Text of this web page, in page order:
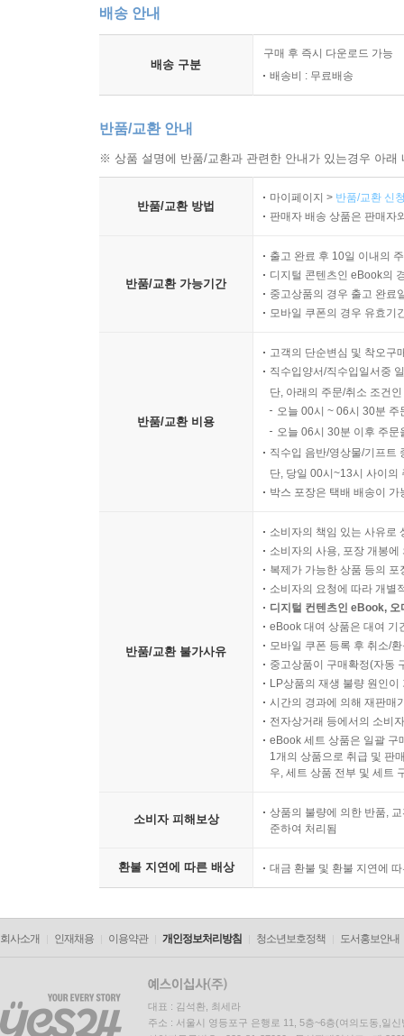
배송 안내
배송 구분
구매 후 즉시 다운로드 가능
배송비 : 무료배송
반품/교환 안내
※ 상품 설명에 반품/교환과 관련한 안내가 있는경우 아
반품/교환 방법
마이페이지 > 반품/교환 신
판매자 배송 상품은 판매자
반품/교환 가능기간
출고 완료 후 10일 이내의
디지털 콘텐츠인 eBook의
중고상품의 경우 출고 완료
모바일 쿠폰의 경우 유효기
반품/교환 비용
고객의 단순변심 및 착오구
직수입양서/직수입일서중
단, 아래의 주문/취소 조건
오늘 00시 ~ 06시 30분
오늘 06시 30분 이후 주
직수입 음반/영상물/기프트
단, 당일 00시~13시 사이의
박스 포장은 택배 배송이
반품/교환 불가사유
소비자의 책임 있는 사유로
소비자의 사용, 포장 개봉
복제가 가능한 상품 등의
소비자의 요청에 따라 개별
디지털 컨텐츠인 eBook,
eBook 대여 상품은 대여 기
모바일 쿠폰 등록 후 취소/
중고상품이 구매확정(자동
LP상품의 재생 불량 원인
시간의 경과에 의해 재판매
전자상거래 등에서의 소비
eBook 세트 상품은 일괄 구
1개의 상품으로 취급 및 판
우, 세트 상품 전부 및 세트
소비자 피해보상
상품의 불량에 의한 반품,
준하여 처리됨
환불 지연에 따른 배상 대금 환불 및 환불 지연에
회사소개 인재채용 이용약관 개인정보처리방침 청소년보호정책 도서홍보안내
대표 : 김석환, 최세라
주소 : 서울시 영등포구 은행로 11, 5층~6층(여의도동,일신